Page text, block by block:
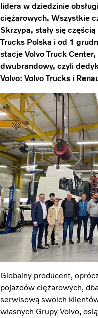
lidera w dziedzinie
ciężarowych. Wszystkie
Skrzypa, stały się
Trucks Polska i od 1
stacje Volvo Truck
dwubrandowy, czyli
Volvo: Volvo Trucks i
Globalny producent,
pojazdów ciężarowych,
serwisową swoich
własnych Grupy Volvo,